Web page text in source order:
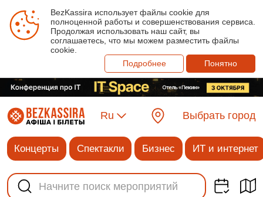
BezKassira использует файлы cookie для
полноценной работы и совершенствования сервиса.
Продолжая использовать наш сайт, вы
соглашаетесь, что мы можем разместить файлы
cookie.
Подробнее
Понятно
Ru Выбрать город
Концерты Спектакли Бизнес ИТ и интернет